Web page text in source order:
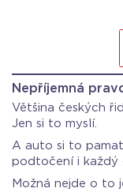
Nepříjemná
Většina českých
Jen si to myslí.
A auto si to
podtočení i každý
Možná nejde o to